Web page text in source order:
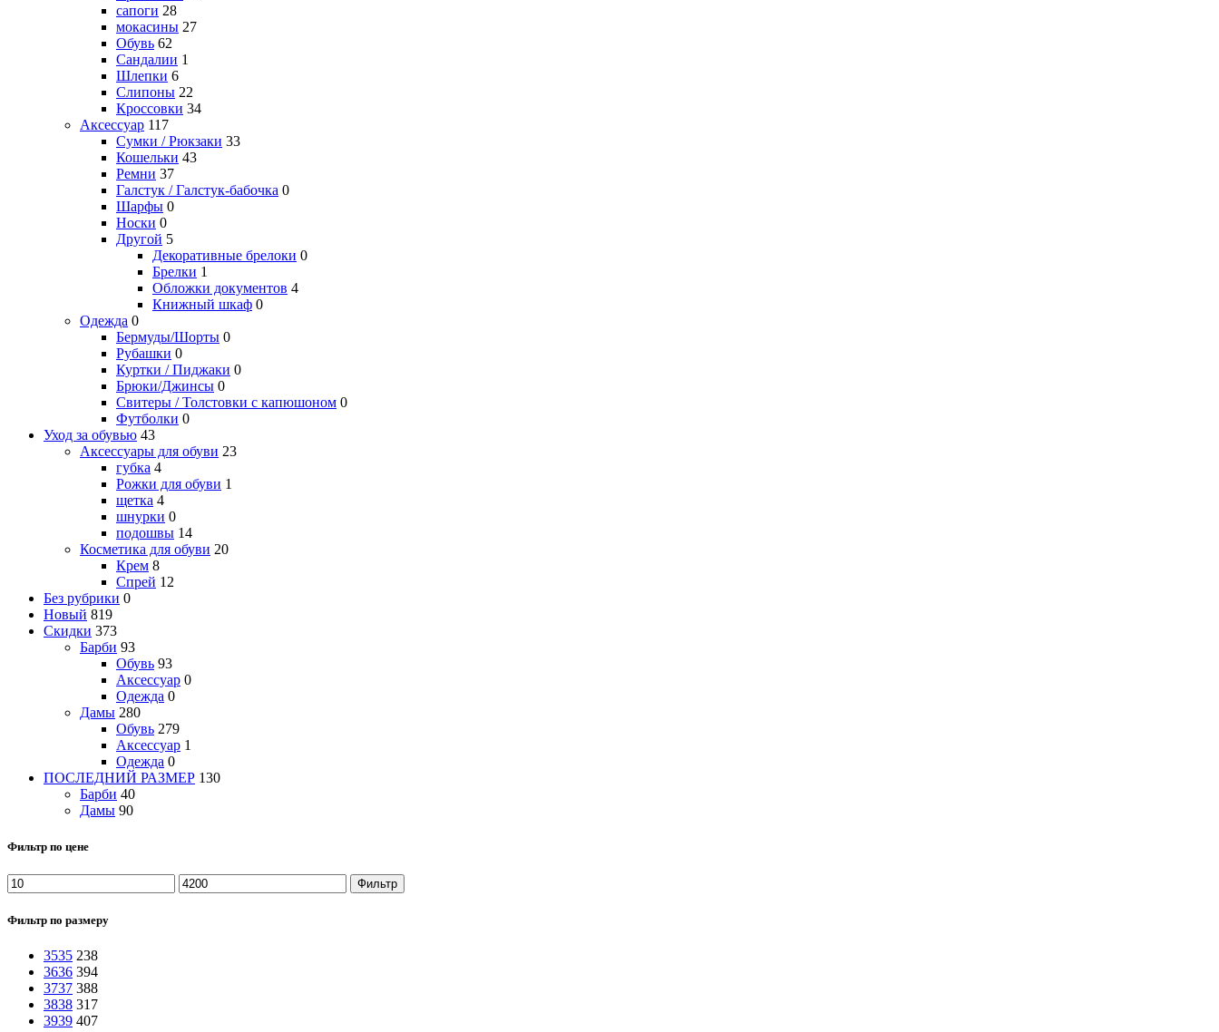
сапоги 28
мокасины 27
Обувь 62
Сандалии 1
Шлепки 6
Слипоны 22
Кроссовки 34
Аксессуар 117
Сумки / Рюкзаки 33
Кошельки 43
Ремни 37
Галстук / Галстук-бабочка 0
Шарфы 0
Носки 0
Другой 5
Декоративные брелоки 0
Брелки 1
Обложки документов 4
Книжный шкаф 0
Одежда 0
Бермуды/Шорты 0
Рубашки 0
Куртки / Пиджаки 0
Брюки/Джинсы 0
Свитеры / Толстовки с капюшоном 0
Футболки 0
Уход за обувью 43
Аксессуары для обуви 23
губка 4
Рожки для обуви 1
щетка 4
шнурки 0
подошвы 14
Косметика для обуви 20
Крем 8
Спрей 12
Без рубрики 0
Новый 819
Скидки 373
Барби 93
Обувь 93
Аксессуар 0
Одежда 0
Дамы 280
Обувь 279
Аксессуар 1
Одежда 0
ПОСЛЕДНИЙ РАЗМЕР 130
Барби 40
Дамы 90
Фильтр по цене
Мин.
цена
Максимальная
цена
Фильтр
Фильтр по размеру
3535 238
3636 394
3737 388
3838 317
3939 407